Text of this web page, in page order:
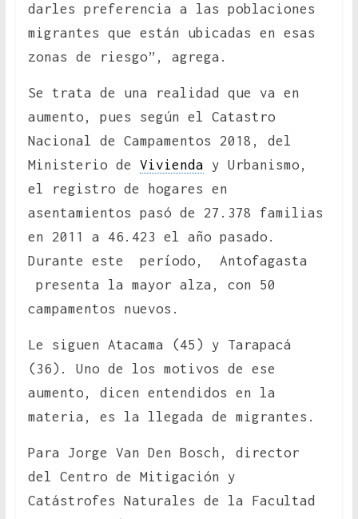
darles preferencia a las poblaciones
migrantes que están ubicadas en esas
zonas de riesgo”, agrega.
Se trata de una realidad que va en
aumento, pues según el Catastro
Nacional de Campamentos 2018, del
Ministerio de Vivienda y Urbanismo,
el registro de hogares en
asentamientos pasó de 27.378 familias
en 2011 a 46.423 el año pasado.
Durante este período, Antofagasta
presenta la mayor alza, con 50
campamentos nuevos.
Le siguen Atacama (45) y Tarapacá
(36). Uno de los motivos de ese
aumento, dicen entendidos en la
materia, es la llegada de migrantes.
Para Jorge Van Den Bosch, director
del Centro de Mitigación y
Catástrofes Naturales de la Facultad